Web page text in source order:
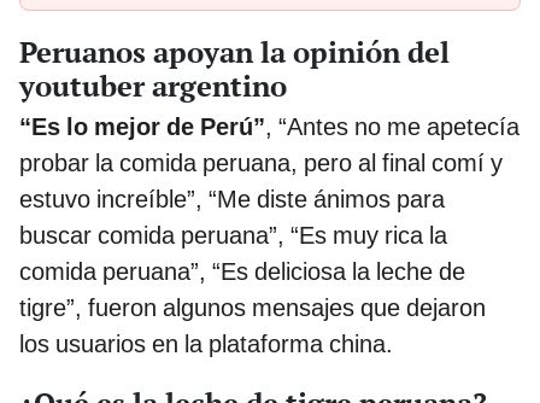
Peruanos apoyan la opinión del
youtuber argentino
“Es lo mejor de Perú”, “Antes no me apetecía
probar la comida peruana, pero al final comí y
estuvo increíble”, “Me diste ánimos para
buscar comida peruana”, “Es muy rica la
comida peruana”, “Es deliciosa la leche de
tigre”, fueron algunos mensajes que dejaron
los usuarios en la plataforma china.